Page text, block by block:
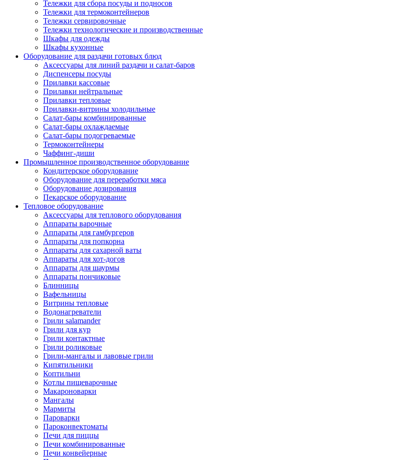
Тележки для сбора посуды и подносов
Тележки для термоконтейнеров
Тележки сервировочные
Тележки технологические и производственные
Шкафы для одежды
Шкафы кухонные
Оборудование для раздачи готовых блюд
Аксессуары для линий раздачи и салат-баров
Диспенсеры посуды
Прилавки кассовые
Прилавки нейтральные
Прилавки тепловые
Прилавки-витрины холодильные
Салат-бары комбинированные
Салат-бары охлаждаемые
Салат-бары подогреваемые
Термоконтейнеры
Чаффинг-диши
Промышленное производственное оборудование
Кондитерское оборудование
Оборудование для переработки мяса
Оборудование дозирования
Пекарское оборудование
Тепловое оборудование
Аксессуары для теплового оборудования
Аппараты варочные
Аппараты для гамбургеров
Аппараты для попкорна
Аппараты для сахарной ваты
Аппараты для хот-догов
Аппараты для шаурмы
Аппараты пончиковые
Блинницы
Вафельницы
Витрины тепловые
Водонагреватели
Грили salamander
Грили для кур
Грили контактные
Грили роликовые
Грили-мангалы и лавовые грили
Кипятильники
Коптильни
Котлы пищеварочные
Макароноварки
Мангалы
Мармиты
Пароварки
Пароконвектоматы
Печи для пиццы
Печи комбинированные
Печи конвейерные